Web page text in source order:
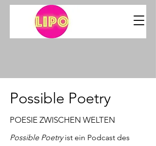
Possible Poetry
POESIE ZWISCHEN WELTEN
Possible Poetryist ein Podcast des